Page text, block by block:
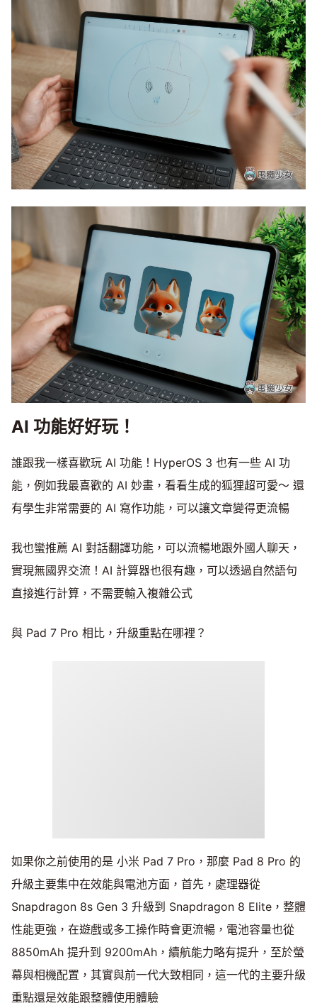
AI 功能好好玩！
誰跟我一樣喜歡玩 AI 功能！HyperOS 3 也有一些 AI 功
能，例如我最喜歡的 AI 妙畫，看看生成的狐狸超可愛～ 還
有學生非常需要的 AI 寫作功能，可以讓文章變得更流暢
我也蠻推薦 AI 對話翻譯功能，可以流暢地跟外國人聊天，
實現無國界交流！AI 計算器也很有趣，可以透過自然語句
直接進行計算，不需要輸入複雜公式
與 Pad 7 Pro 相比，升級重點在哪裡？
如果你之前使用的是 小米 Pad 7 Pro，那麼 Pad 8 Pro 的
升級主要集中在效能與電池方面，首先，處理器從
Snapdragon 8s Gen 3 升級到 Snapdragon 8 Elite，整體
性能更強，在遊戲或多工操作時會更流暢，電池容量也從
8850mAh 提升到 9200mAh，續航能力略有提升，至於螢
幕與相機配置，其實與前一代大致相同，這一代的主要升級
重點還是效能跟整體使用體驗